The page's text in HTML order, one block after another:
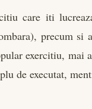
care iti
precum
exercitiu,
de executat,